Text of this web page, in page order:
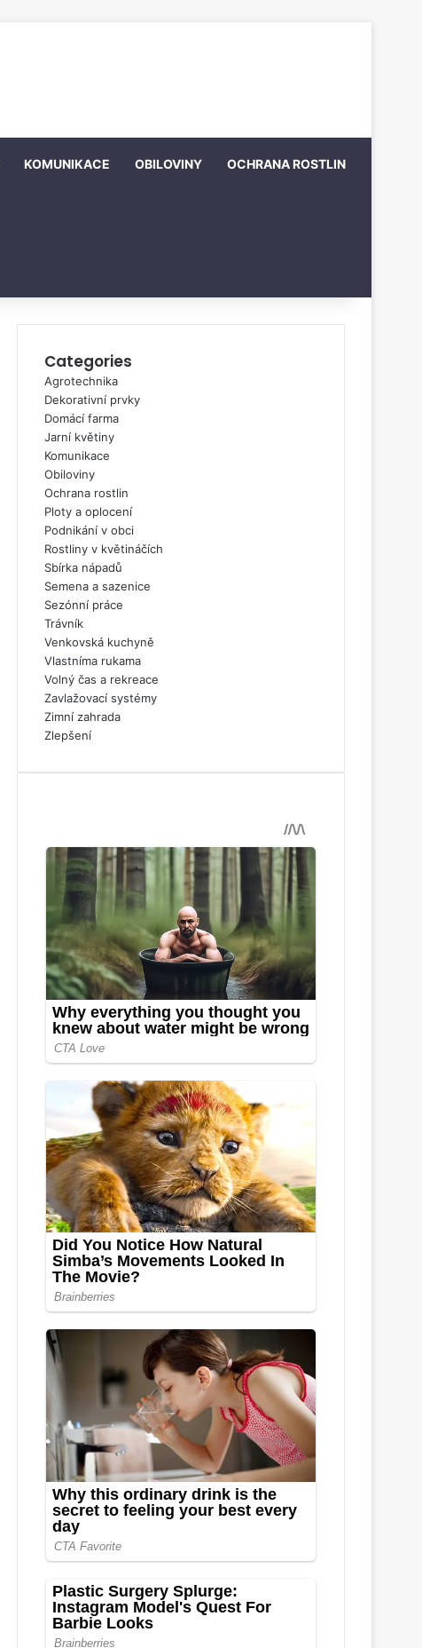
KOMUNIKACE OBILOVINY OCHRANA ROSTLIN
Categories
Agrotechnika
Dekorativní prvky
Domácí farma
Jarní květiny
Komunikace
Obiloviny
Ochrana rostlin
Ploty a oplocení
Podnikání v obci
Rostliny v květináčích
Sbírka nápadů
Semena a sazenice
Sezónní práce
Trávník
Venkovská kuchyně
Vlastníma rukama
Volný čas a rekreace
Zavlažovací systémy
Zimní zahrada
Zlepšení